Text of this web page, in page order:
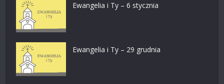
Ewangelia i Ty – 6 stycznia
Ewangelia i Ty – 29 grudnia